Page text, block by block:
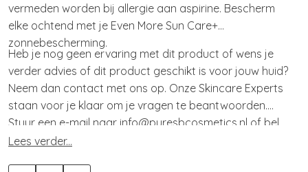
vermeden worden bij allergie aan aspirine. Bescherm
elke ochtend met je Even More Sun Care+
zonnebescherming.
Heb je nog geen ervaring met dit product of wens je
verder advies of dit product geschikt is voor jouw huid?
Neem dan contact met ons op. Onze Skincare Experts
staan voor je klaar om je vragen te beantwoorden.
Stuur een e-mail naar info@puresbcosmetics.nl of bel
naar 070 324 88 44
Lees verder...